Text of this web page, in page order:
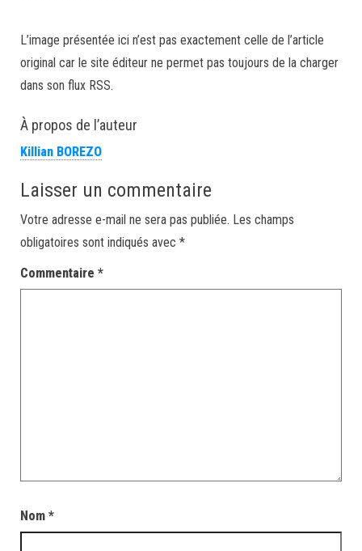
L’image présentée ici n’est pas exactement celle de l’article
original car le site éditeur ne permet pas toujours de la charger
dans son flux RSS.
À propos de l’auteur
Killian BOREZO
Laisser un commentaire
Votre adresse e-mail ne sera pas publiée. Les champs
obligatoires sont indiqués avec *
Commentaire *
Nom *